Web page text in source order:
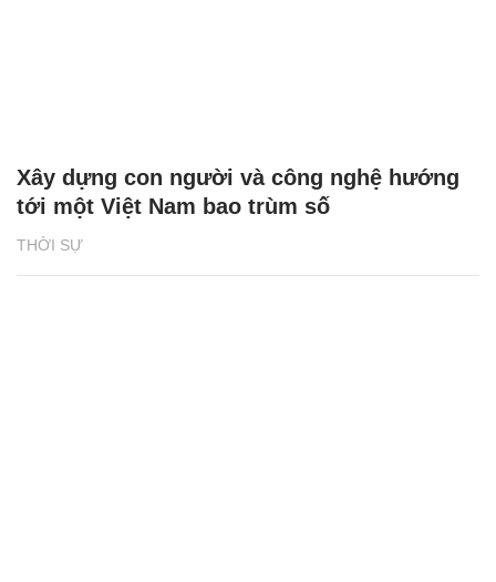
THỜI SỰ
Xây dựng con người và công nghệ hướng
tới một Việt Nam bao trùm số